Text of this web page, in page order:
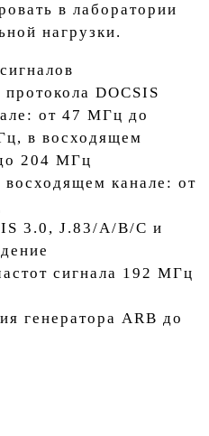
в лаборатории
нагрузки.
DOCSIS
от 47 МГц до
в восходящем
204 МГц
восходящем канале: от
3.0, J.83/A/B/C и
сигнала 192 МГц
генератора ARB до